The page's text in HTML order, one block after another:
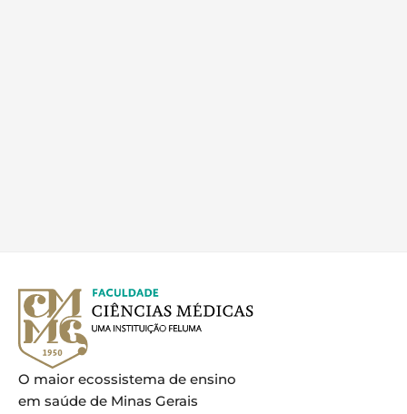
O maior ecossistema de ensino
em saúde de Minas Gerais